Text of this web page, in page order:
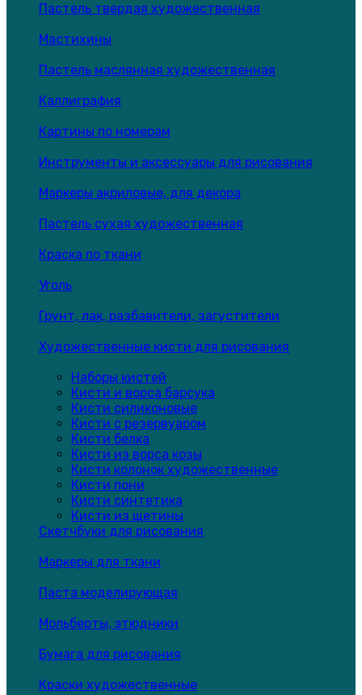
Пастель твердая художественная
Мастихины
Пастель маслянная художественная
Каллиграфия
Картины по номерам
Инструменты и аксессуары для рисования
Маркеры акриловые, для декора
Пастель сухая художественная
Краска по ткани
Уголь
Грунт, лак, разбавители, загустители
Художественные кисти для рисования
Наборы кистей
Кисти и ворса барсука
Кисти силиконовые
Кисти с резервуаром
Кисти белка
Кисти из ворса козы
Кисти колонок художественные
Кисти пони
Кисти синтетика
Кисти из щетины
Скетчбуки для рисования
Маркеры для ткани
Паста моделирующая
Мольберты, этюдники
Бумага для рисования
Краски художественные